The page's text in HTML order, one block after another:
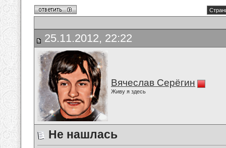
25.11.2012, 22:22
Вячеслав Серёгин
Живу я здесь
Не нашлась